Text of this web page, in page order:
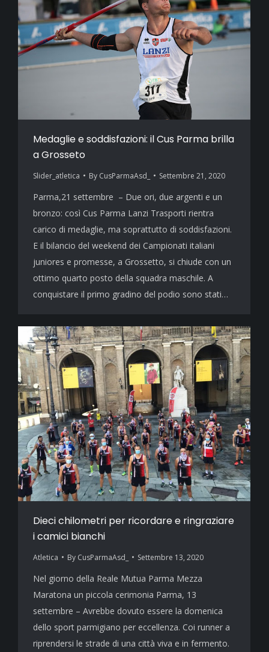
Medaglie e soddisfazioni: il Cus Parma brilla
a Grosseto
Slider_atletica By CusParmaAsd_ Settembre 21, 2020
Parma,21 settembre – Due ori, due argenti e un
bronzo: così Cus Parma Lanzi Trasporti rientra
carico di medaglie, ma soprattutto di soddisfazioni.
E il bilancio del weekend dei Campionati italiani
juniores e promesse, a Grossetto, si chiude con un
ottimo quarto posto della squadra maschile. A
conquistare il primo gradino del podio sono stati…
Dieci chilometri per ricordare e ringraziare
i camici bianchi
Atletica By CusParmaAsd_ Settembre 13, 2020
Nel giorno della Reale Mutua Parma Mezza
Maratona un piccola cerimonia Parma, 13
settembre – Avrebbe dovuto essere la domenica
dello sport parmigiano per eccellenza. Coi runner a
riprendersi le strade di una città viva e in fermento.